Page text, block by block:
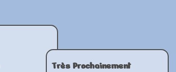
Très Prochainement